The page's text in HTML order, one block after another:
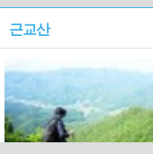
근교산